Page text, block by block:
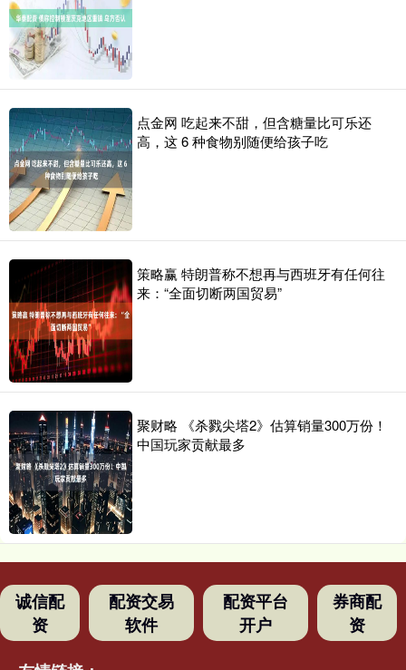
点金网 吃起来不甜，但含糖量比可乐还
高，这 6 种食物别随便给孩子吃
策略赢 特朗普称不想再与西班牙有任何往
来：“全面切断两国贸易”
聚财略 《杀戮尖塔2》估算销量300万份！
中国玩家贡献最多
诚信配
资
配资交易
软件
配资平台
开户
券商配
资